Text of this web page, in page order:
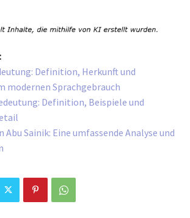
Definition, Herkunft und
modernen Sprachgebrauch
Definition, Beispiele und
Abu Sainik: Eine umfassende Analyse und